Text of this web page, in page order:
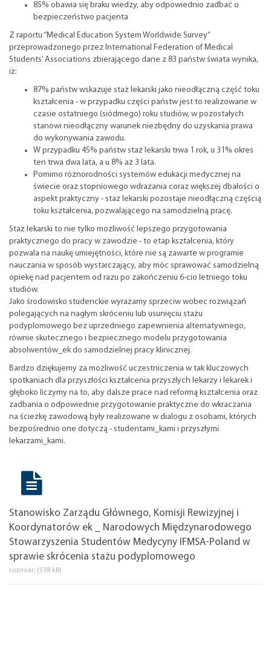
85% obawia się braku wiedzy, aby odpowiednio zadbać o
bezpieczeństwo pacjenta
Z raportu “Medical Education System Worldwide Survey”
przeprowadzonego przez International Federation of Medical
Students’ Associations zbierającego dane z 83 państw świata wynika,
iż:
87% państw wskazuje staż lekarski jako nieodłączną część toku
kształcenia - w przypadku części państw jest to realizowane w
czasie ostatniego (siódmego) roku studiów, w pozostałych
stanowi nieodłączny warunek niezbędny do uzyskania prawa
do wykonywania zawodu.
W przypadku 45% państw staż lekarski trwa 1 rok, u 31% okres
ten trwa dwa lata, a u 8% aż 3 lata.
Pomimo różnorodności systemów edukacji medycznej na
świecie oraz stopniowego wdrażania coraz większej dbałości o
aspekt praktyczny - staż lekarski pozostaje nieodłączną częścią
toku kształcenia, pozwalającego na samodzielną pracę.
Staż lekarski to nie tylko możliwość lepszego przygotowania
praktycznego do pracy w zawodzie - to etap kształcenia, który
pozwala na naukę umiejętności, które nie są zawarte w programie
nauczania w sposób wystarczający, aby móc sprawować samodzielną
opiekę nad pacjentem od razu po zakończeniu 6-cio letniego toku
studiów.
Jako środowisko studenckie wyrażamy sprzeciw wobec rozwiązań
polegających na nagłym skróceniu lub usunięciu stażu
podyplomowego bez uprzedniego zapewnienia alternatywnego,
równie skutecznego i bezpiecznego modelu przygotowania
absolwentów_ek do samodzielnej pracy klinicznej.
Bardzo dziękujemy za możliwość uczestniczenia w tak kluczowych
spotkaniach dla przyszłości kształcenia przyszłych lekarzy i lekarek i
głęboko liczymy na to, aby dalsze prace nad reformą kształcenia oraz
zadbania o odpowiednie przygotowanie praktyczne do wkraczania
na ścieżkę zawodową były realizowane w dialogu z osobami, których
bezpośrednio one dotyczą - studentami_kami i przyszłymi
lekarzami_kami.
Stanowisko Zarządu Głównego, Komisji Rewizyjnej i
Koordynatorów ek _ Narodowych Międzynarodowego
Stowarzyszenia Studentów Medycyny IFMSA-Poland w
sprawie skrócenia stażu podyplomowego
rozmiar: (538 kB)